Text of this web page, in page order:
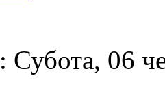
Субота, 06